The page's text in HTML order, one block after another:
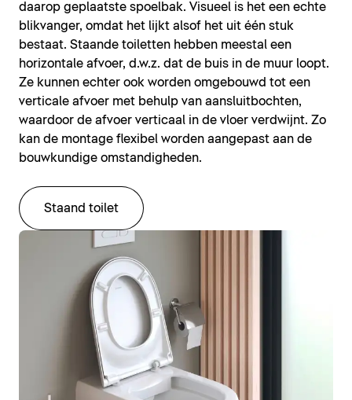
daarop geplaatste spoelbak. Visueel is het een echte
blikvanger, omdat het lijkt alsof het uit één stuk
bestaat. Staande toiletten hebben meestal een
horizontale afvoer, d.w.z. dat de buis in de muur loopt.
Ze kunnen echter ook worden omgebouwd tot een
verticale afvoer met behulp van aansluitbochten,
waardoor de afvoer verticaal in de vloer verdwijnt. Zo
kan de montage flexibel worden aangepast aan de
bouwkundige omstandigheden.
Staand toilet